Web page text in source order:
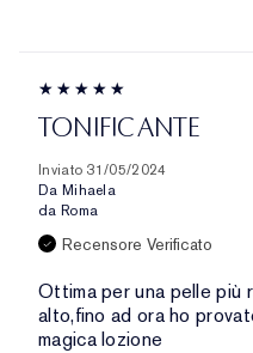
TONIFICANTE
Inviato 31/05/2024
Da Mihaela
da Roma
Recensore Verificato
Ottima per una pelle più
alto,fino ad ora ho
magica lozione